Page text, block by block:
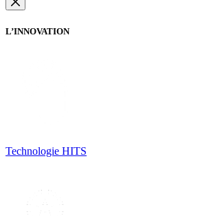
L’INNOVATION
Technologie HITS